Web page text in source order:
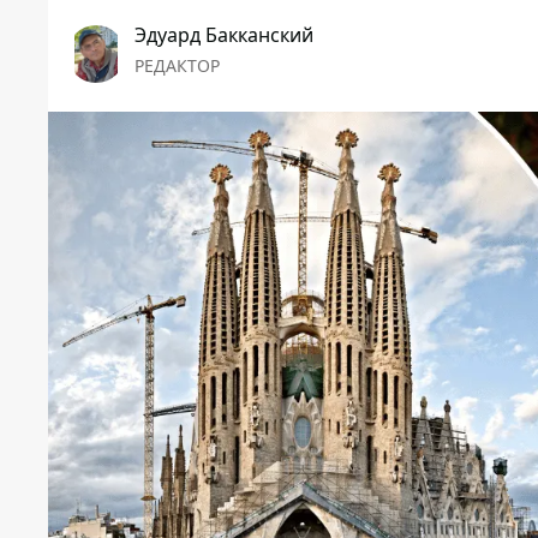
Эдуард Бакканский
РЕДАКТОР